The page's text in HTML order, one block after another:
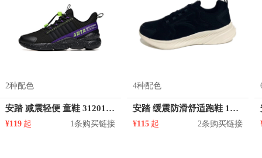
2种配色
安踏 减震轻便 童鞋 312015592
¥119 起 1条购买链接
4种配色
安踏 缓震防滑舒适跑鞋 112015575
¥115 起 2条购买链接